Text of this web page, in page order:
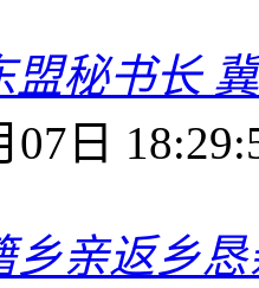
盟秘书长
07日
乡亲返乡